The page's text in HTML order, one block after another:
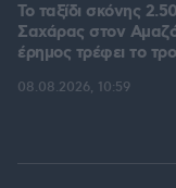
Το ταξίδι σκόνης
Σαχάρας στον
έρημος τρέφει το
08.08.2026, 10:59